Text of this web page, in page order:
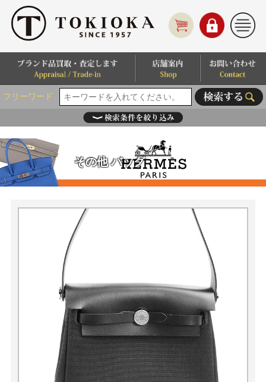
フリーワード
その他 バッグ